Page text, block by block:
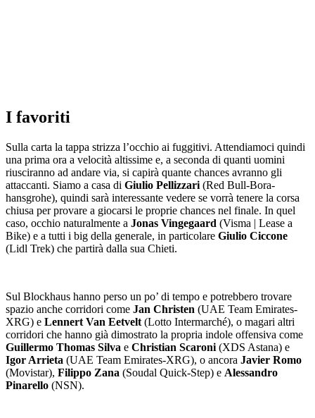
I favoriti
Sulla carta la tappa strizza l’occhio ai fuggitivi. Attendiamoci quindi
una prima ora a velocità altissime e, a seconda di quanti uomini
riusciranno ad andare via, si capirà quante chances avranno gli
attaccanti. Siamo a casa di Giulio Pellizzari (Red Bull-Bora-
hansgrohe), quindi sarà interessante vedere se vorrà tenere la corsa
chiusa per provare a giocarsi le proprie chances nel finale. In quel
caso, occhio naturalmente a Jonas Vingegaard (Visma | Lease a
Bike) e a tutti i big della generale, in particolare Giulio Ciccone
(Lidl Trek) che partirà dalla sua Chieti.
Sul Blockhaus hanno perso un po’ di tempo e potrebbero trovare
spazio anche corridori come Jan Christen (UAE Team Emirates-
XRG) e Lennert Van Eetvelt (Lotto Intermarché), o magari altri
corridori che hanno già dimostrato la propria indole offensiva come
Guillermo Thomas Silva e Christian Scaroni (XDS Astana) e
Igor Arrieta (UAE Team Emirates-XRG), o ancora Javier Romo
(Movistar), Filippo Zana (Soudal Quick-Step) e Alessandro
Pinarello (NSN).